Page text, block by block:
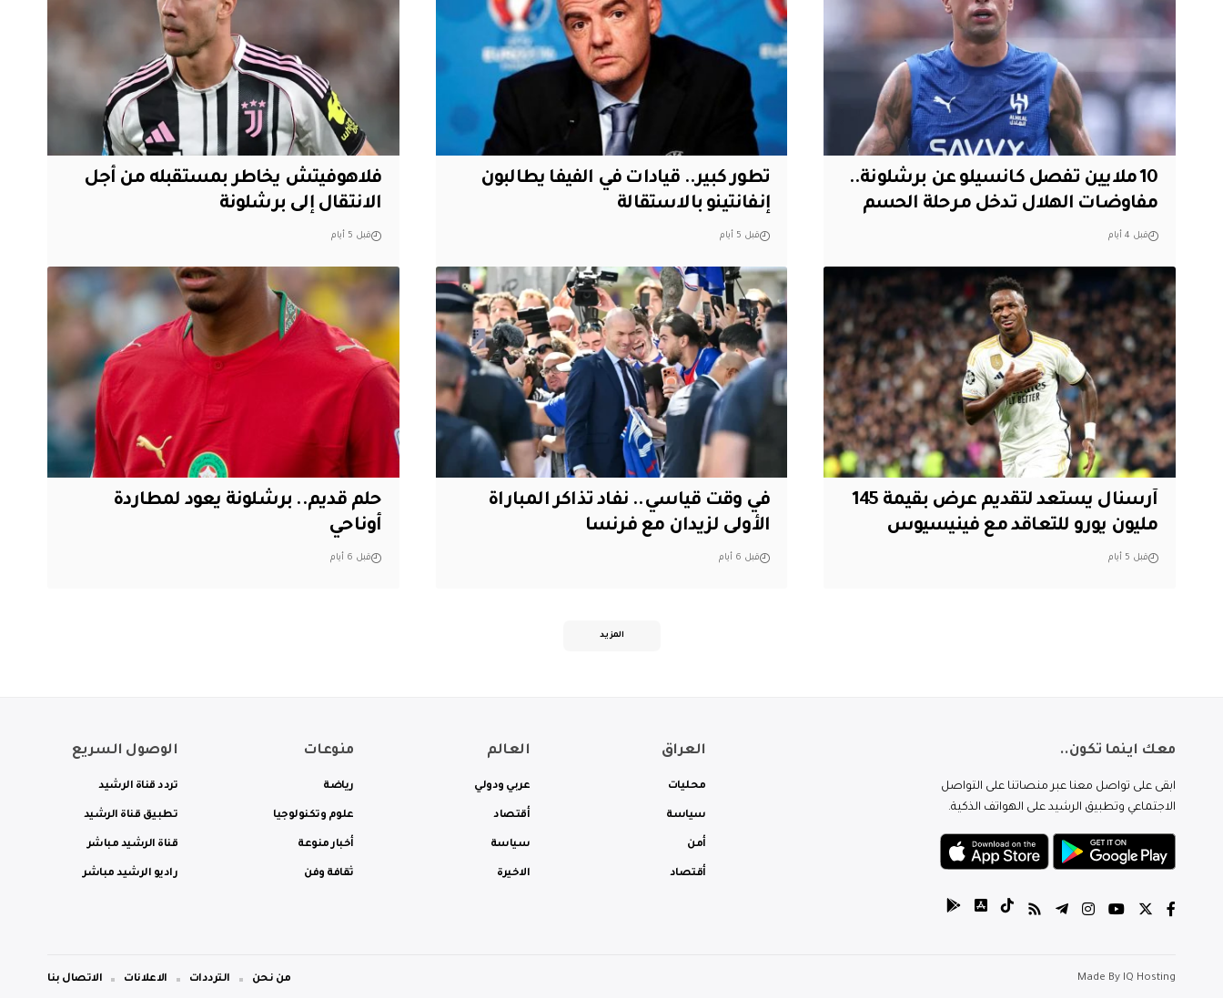
10 ملايين تفصل كانسيلو عن برشلونة..
مفاوضات الهلال تدخل مرحلة الحسم
قبل 4 أيام
تطور كبير.. قيادات في الفيفا يطالبون
إنفانتينو بالاستقالة
قبل 5 أيام
فلاهوفيتش يخاطر بمستقبله من أجل
الانتقال إلى برشلونة
قبل 5 أيام
آرسنال يستعد لتقديم عرض بقيمة 145
مليون يورو للتعاقد مع فينيسيوس
قبل 5 أيام
في وقت قياسي.. نفاد تذاكر المباراة
الأولى لزيدان مع فرنسا
قبل 6 أيام
حلم قديم.. برشلونة يعود لمطاردة
أوناحي
قبل 6 أيام
المزيد
معك اينما تكون..
ابقى على تواصل معنا عبر منصاتنا على التواصل
الاجتماعي وتطبيق الرشيد على الهواتف الذكية.
العراق
محليات
سياسة
أمن
أقتصاد
العالم
عربي ودولي
أقتصاد
سياسة
الاخيرة
منوعات
رياضة
علوم وتكنولوجيا
أخبار منوعة
ثقافة وفن
الوصول السريع
تردد قناة الرشيد
تطبيق قناة الرشيد
قناة الرشيد مباشر
راديو الرشيد مباشر
Made By IQ Hosting من نحن الترددات الاعلانات الاتصال بنا